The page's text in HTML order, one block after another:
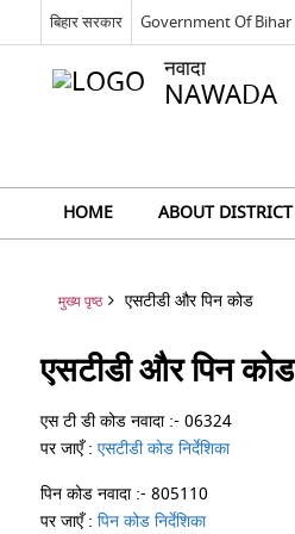
बिहार सरकार Government Of Bihar
नवादा
NAWADA
HOME ABOUT DISTRICT
मुख्य पृष्ठ एसटीडी और पिन कोड
एसटीडी और पिन कोड
एस टी डी कोड नवादा :- 06324
पर जाएँ : एसटीडी कोड निर्देशिका
पिन कोड नवादा :- 805110
पर जाएँ : पिन कोड निर्देशिका